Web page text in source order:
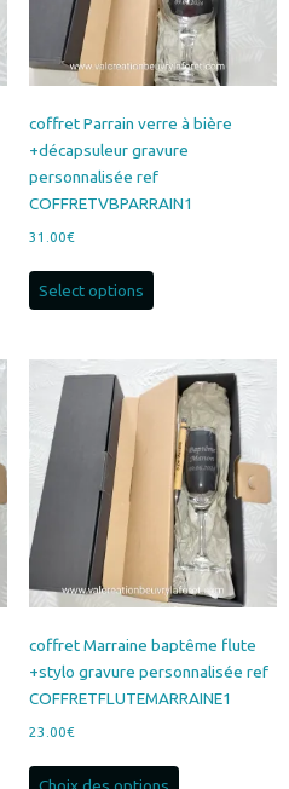
la
page
du
produit
coffret Parrain verre à bière
+décapsuleur gravure
personnalisée ref
COFFRETVBPARRAIN1
31.00€
Select options
coffret Marraine baptême flute
+stylo gravure personnalisée ref
COFFRETFLUTEMARRAINE1
23.00€
Ce